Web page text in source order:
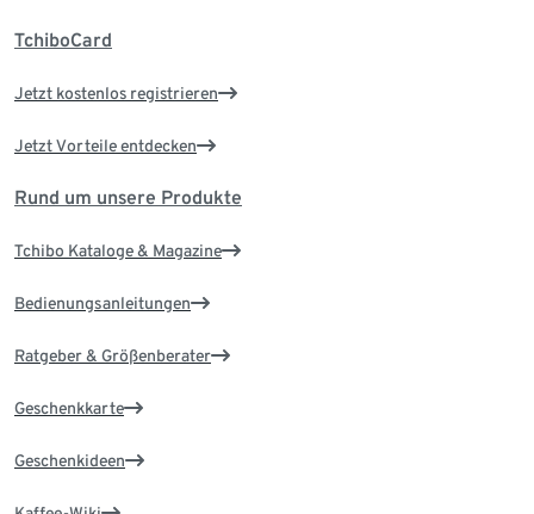
TchiboCard
Jetzt kostenlos registrieren
Jetzt Vorteile entdecken
Rund um unsere Produkte
Tchibo Kataloge & Magazine
Bedienungsanleitungen
Ratgeber & Größenberater
Geschenkkarte
Geschenkideen